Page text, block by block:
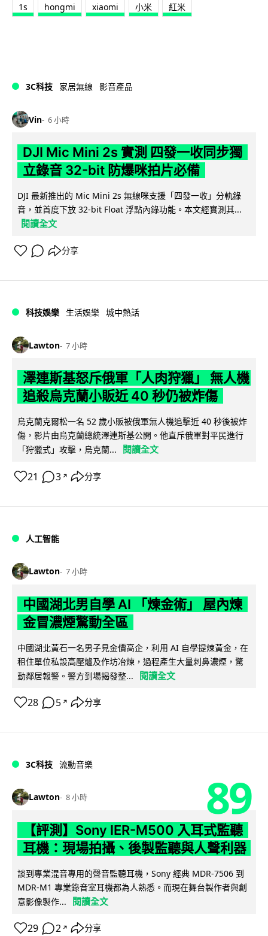
1s hongmi xiaomi 小米 紅米
3C科技 家居無線 影音產品
Vin 6 小時
DJI Mic Mini 2s 實測 四發一收同步獨
立錄音 32-bit 防爆咪拍片必備
DJI 最新推出的 Mic Mini 2s 無線咪支援「四發一收」分軌錄
音，並首度下放 32-bit Float 浮點內錄功能。本文經實測其...
閱讀全文
分享
科技娛樂 生活娛樂 城中熱話
Lawton 7 小時
澤連斯基怒斥俄軍「人肉狩獵」 無人機
追殺烏克蘭小販近 40 秒仍被炸傷
烏克蘭克爾松一名 52 歲小販被俄軍無人機追擊近 40 秒後被炸
傷，影片由烏克蘭總統澤連斯基公開。他直斥俄軍對平民進行
「狩獵式」攻擊，烏克蘭...
閱讀全文
21 3 ↗ 分享
人工智能
Lawton 7 小時
中國湖北男自學 AI 「煉金術」 屋內煉
金冒濃煙驚動全區
中國湖北黃石一名男子見金價高企，利用 AI 自學提煉黃金，在
租住單位私設高壓爐及作坊冶煉，過程產生大量刺鼻濃煙，驚
動鄰居報警。警方到場揭發整...
閱讀全文
28 5 ↗ 分享
3C科技 流動音樂
Lawton 8 小時 89
【評測】Sony IER-M500 入耳式監聽
耳機：現場拍攝、後製監聽與人聲利器
談到專業混音專用的聲音監聽耳機，Sony 經典 MDR-7506 到
MDR-M1 專業錄音室耳機都為人熟悉。而現在舞台製作者與創
意影像製作...
閱讀全文
29 2 ↗ 分享